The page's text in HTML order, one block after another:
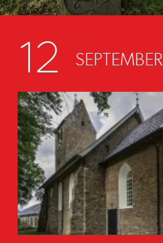
12 SEPTEMBER